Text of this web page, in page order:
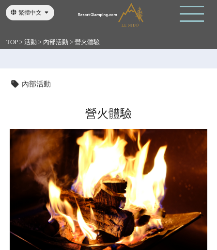
繁體中文
TOP >活動 > 內部活動 >營火體驗
內部活動
營火體驗